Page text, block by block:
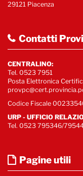
29121 Piacenza
Contatti
CENTRALINO:
Tel. 0523 7951
Posta Elettronica
Codice Fiscale
URP - UFFICIO
Tel. 0523 795346/
Pagine utili